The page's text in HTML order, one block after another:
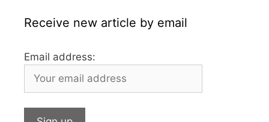
Receive new article by email
Email address: